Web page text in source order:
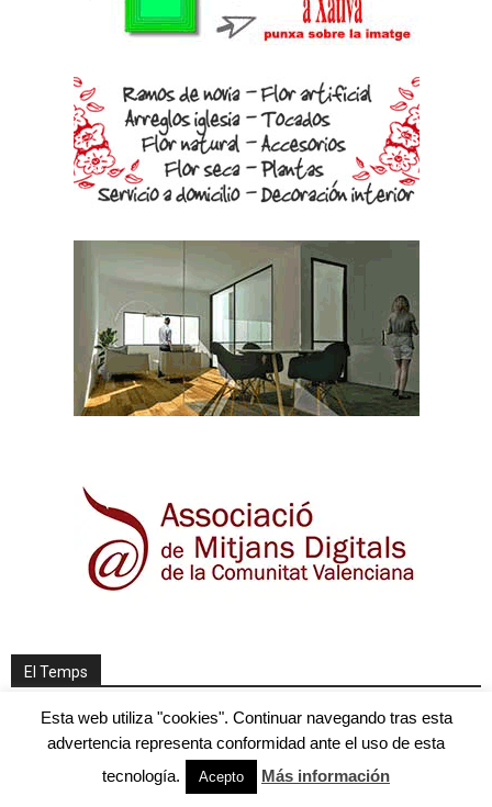
El Temps
Pronóstico de Tutiempo.net
Esta web utiliza "cookies". Continuar navegando tras esta
advertencia representa conformidad ante el uso de esta
tecnología.
Acepto Más información